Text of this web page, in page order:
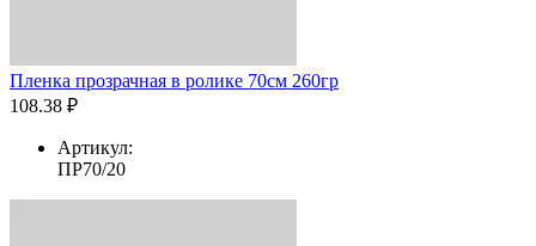
Пленка прозрачная в ролике 70см 260гр
108.38 ₽
Артикул:
ПР70/20